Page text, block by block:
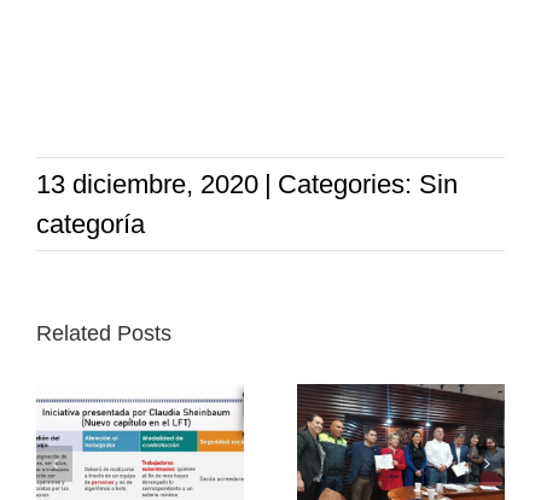
13 diciembre, 2020 | Categories: Sin
categoría
Related Posts